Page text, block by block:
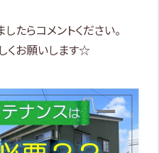
たらコメントください。
くお願いします☆